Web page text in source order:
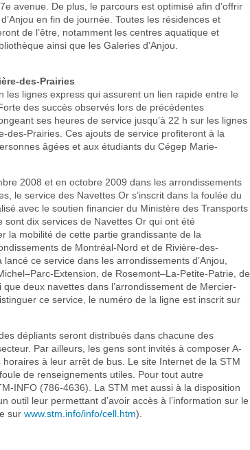
avenue. De plus, le parcours est optimisé afin d’offrir
en fin de journée. Toutes les résidences et
de l’être, notamment les centres aquatique et
ainsi que les Galeries d’Anjou.
des-Prairies
les lignes express qui assurent un lien rapide entre le
des succès observés lors de précédentes
ses heures de service jusqu’à 22 h sur les lignes
des-Prairies. Ces ajouts de service profiteront à la
âgées et aux étudiants du Cégep Marie-
2008 et en octobre 2009 dans les arrondissements
le service des Navettes Or s’inscrit dans la foulée du
avec le soutien financier du Ministère des Transports
dix services de Navettes Or qui ont été
la mobilité de cette partie grandissante de la
de Montréal-Nord et de Rivière-des-
ce service dans les arrondissements d’Anjou,
Extension, de Rosemont–La-Petite-Patrie, de
deux navettes dans l’arrondissement de Mercier-
ce service, le numéro de la ligne est inscrit sur
dépliants seront distribués dans chacune des
Par ailleurs, les gens sont invités à composer A-
à leur arrêt de bus. Le site Internet de la STM
de renseignements utiles. Pour tout autre
INFO (786-4636). La STM met aussi à la disposition
outil leur permettant d’avoir accès à l’information sur le
sur www.stm.info/info/cell.htm).